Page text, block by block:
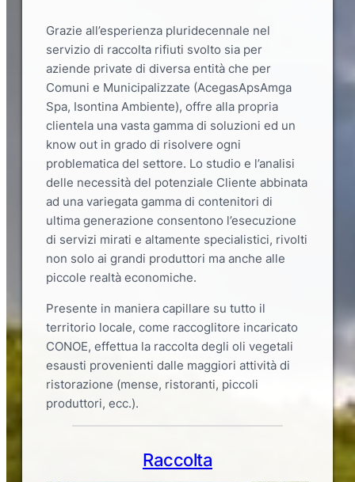
Grazie all’esperienza pluridecennale nel
servizio di raccolta rifiuti svolto sia per
aziende private di diversa entità che per
Comuni e Municipalizzate (AcegasApsAmga
Spa, Isontina Ambiente), offre alla propria
clientela una vasta gamma di soluzioni ed un
know out in grado di risolvere ogni
problematica del settore. Lo studio e l’analisi
delle necessità del potenziale Cliente abbinata
ad una variegata gamma di contenitori di
ultima generazione consentono l’esecuzione
di servizi mirati e altamente specialistici, rivolti
non solo ai grandi produttori ma anche alle
piccole realtà economiche.
Presente in maniera capillare su tutto il
territorio locale, come raccoglitore incaricato
CONOE, effettua la raccolta degli oli vegetali
esausti provenienti dalle maggiori attività di
ristorazione (mense, ristoranti, piccoli
produttori, ecc.).
Raccolta